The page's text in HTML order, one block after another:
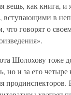
вещь, как книга, и
вступающими в
что говорят о
Шолохову тоже
но и за его
продинспекторов.